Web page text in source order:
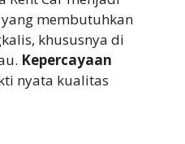
membutuhkan
khususnya di
Kepercayaan
nyata kualitas